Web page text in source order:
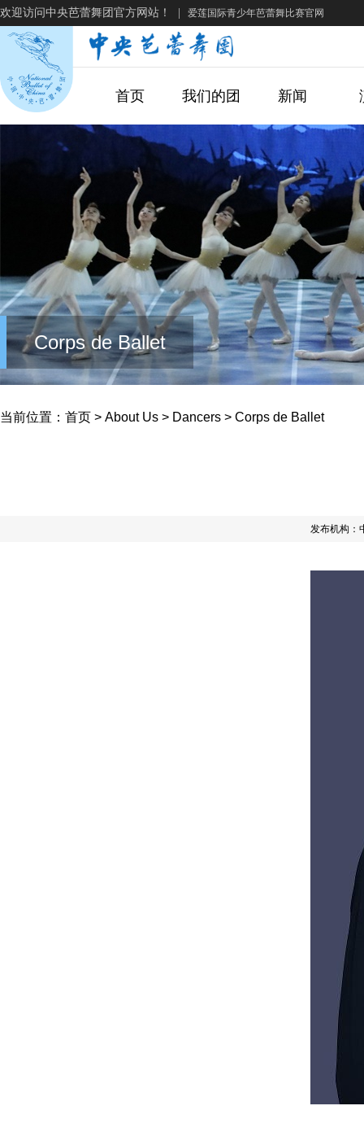
欢迎访问中央芭蕾舞团官方网站！ 爱莲国际青少年芭蕾舞比赛官网
首页 我们的团 新闻
Corps de Ballet
当前位置： 首页 > About Us > Dancers > Corps de Ballet
发布机构：